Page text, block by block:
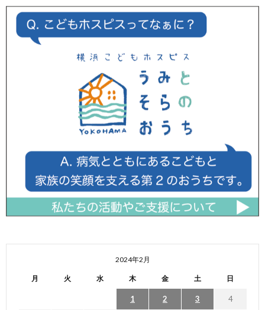
2024年2月
月 火 水 木 金 土 日
1 2 3 4